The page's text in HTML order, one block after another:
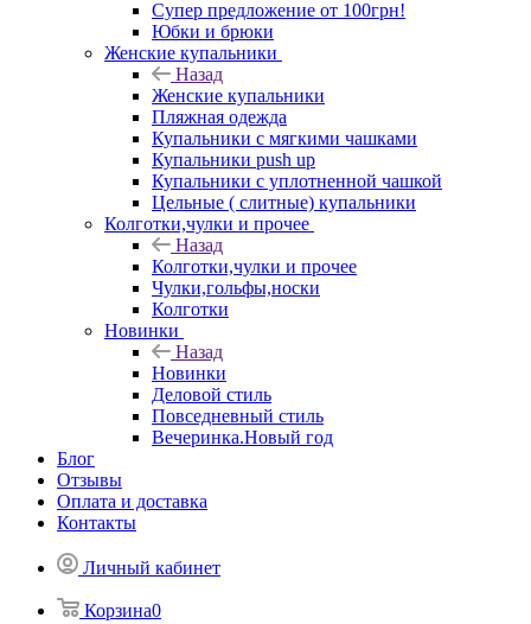
Супер предложение от 100грн!
Юбки и брюки
Женские купальники
Назад
Женские купальники
Пляжная одежда
Купальники с мягкими чашками
Купальники push up
Купальники с уплотненной чашкой
Цельные ( слитные) купальники
Колготки,чулки и прочее
Назад
Колготки,чулки и прочее
Чулки,гольфы,носки
Колготки
Новинки
Назад
Новинки
Деловой стиль
Повседневный стиль
Вечеринка.Новый год
Блог
Отзывы
Оплата и доставка
Контакты
Личный кабинет
Корзина0